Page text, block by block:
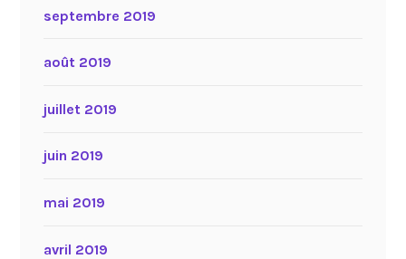
septembre 2019
août 2019
juillet 2019
juin 2019
mai 2019
avril 2019